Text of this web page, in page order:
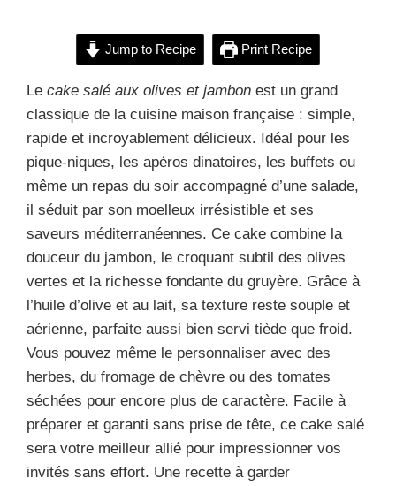
Jump to Recipe Print Recipe
Le cake salé aux olives et jambon est un grand
classique de la cuisine maison française : simple,
rapide et incroyablement délicieux. Idéal pour les
pique-niques, les apéros dinatoires, les buffets ou
même un repas du soir accompagné d’une salade,
il séduit par son moelleux irrésistible et ses
saveurs méditerranéennes. Ce cake combine la
douceur du jambon, le croquant subtil des olives
vertes et la richesse fondante du gruyère. Grâce à
l’huile d’olive et au lait, sa texture reste souple et
aérienne, parfaite aussi bien servi tiède que froid.
Vous pouvez même le personnaliser avec des
herbes, du fromage de chèvre ou des tomates
séchées pour encore plus de caractère. Facile à
préparer et garanti sans prise de tête, ce cake salé
sera votre meilleur allié pour impressionner vos
invités sans effort. Une recette à garder